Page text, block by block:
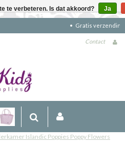
Contact
Islandic Poppies Poppy Flowers
te verbeteren. Is dat akkoord? Ja